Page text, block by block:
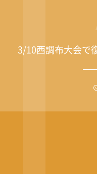
3/10西調布大会で